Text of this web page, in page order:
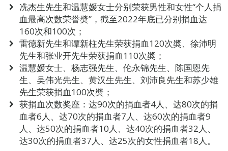
冼杰生先生和温慧媛女士分别荣获男性和女性“个人捐
血最高次数荣誉奬”，截至2022年底已分别捐血达
160次和100次；
雷德新先生和谭新柱先生荣获捐血120次奬、徐沛明
先生和张业开先生荣获捐血110次奬；
温慧媛女士、杨志强先生、伦永锦先生、陈国恩先
生、吴伟光先生、黄汉生先生、刘沛良先生和苏少雄
先生荣获捐血100次奬；
获捐血次数奖座：达90次的捐血者4人、达80次的捐
血者6人、达70次的捐血者7人、达60次的捐血者9
人、达50次的捐血者10人、达40次的捐血者32人、
达30次的捐血者37人、达25次的女性捐血者18人。